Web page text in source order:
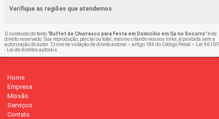
Verifique as regiões que atendemos
O conteúdo do texto "Buffet de Churrasco para Festa em Domicílio em Sp no Socorro" é de
direito reservado. Sua reprodução, parcial ou total, mesmo citando nossos links, é proibida sem a
autorização do autor. Crime de violação de direito autoral – artigo 184 do Código Penal –
Lei 9610/
- Lei de direitos autorais
Home
Empresa
Missão
Serviços
Contato